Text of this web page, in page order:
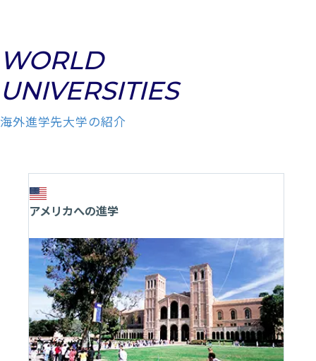
WORLD
UNIVERSITIES
海外進学先大学の紹介
アメリカへの進学